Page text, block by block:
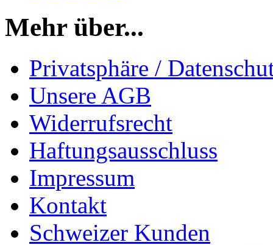
Mehr über...
Privatsphäre /
Unsere AGB
Widerrufsrecht
Haftungsausschluss
Impressum
Kontakt
Schweizer Kunden